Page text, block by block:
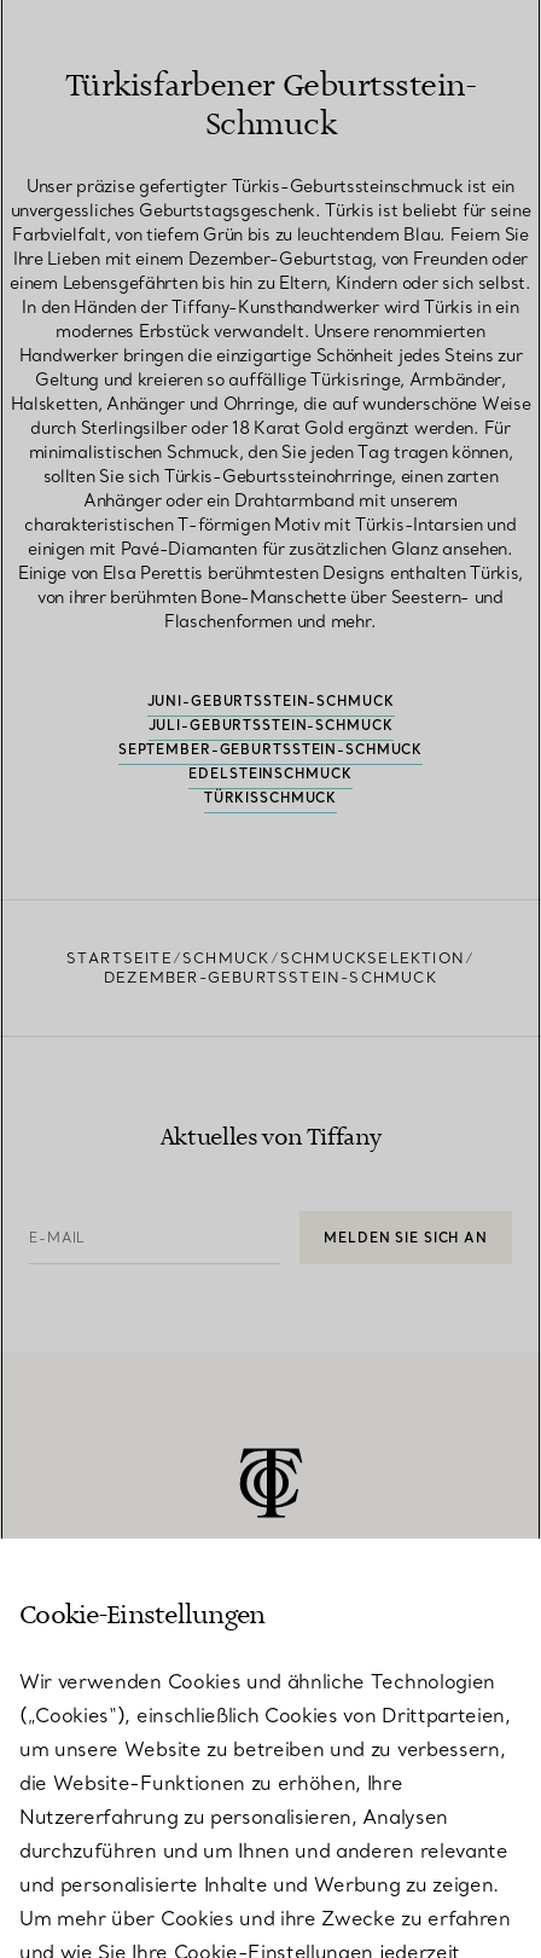
Türkisfarbener Geburtsstein-
Schmuck
Unser präzise gefertigter Türkis-Geburtssteinschmuck ist ein
unvergessliches Geburtstagsgeschenk. Türkis ist beliebt für seine
Farbvielfalt, von tiefem Grün bis zu leuchtendem Blau. Feiern Sie
Ihre Lieben mit einem Dezember-Geburtstag, von Freunden oder
einem Lebensgefährten bis hin zu Eltern, Kindern oder sich selbst.
In den Händen der Tiffany-Kunsthandwerker wird Türkis in ein
modernes Erbstück verwandelt. Unsere renommierten
Handwerker bringen die einzigartige Schönheit jedes Steins zur
Geltung und kreieren so auffällige Türkisringe, Armbänder,
Halsketten, Anhänger und Ohrringe, die auf wunderschöne Weise
durch Sterlingsilber oder 18 Karat Gold ergänzt werden. Für
minimalistischen Schmuck, den Sie jeden Tag tragen können,
sollten Sie sich Türkis-Geburtssteinohrringe, einen zarten
Anhänger oder ein Drahtarmband mit unserem
charakteristischen T-förmigen Motiv mit Türkis-Intarsien und
einigen mit Pavé-Diamanten für zusätzlichen Glanz ansehen.
Einige von Elsa Perettis berühmtesten Designs enthalten Türkis,
von ihrer berühmten Bone-Manschette über Seestern- und
Flaschenformen und mehr.
JUNI-GEBURTSSTEIN-SCHMUCK
JULI-GEBURTSSTEIN-SCHMUCK
SEPTEMBER-GEBURTSSTEIN-SCHMUCK
EDELSTEINSCHMUCK
TÜRKISSCHMUCK
STARTSEITE SCHMUCK
SCHMUCKSELEKTION
DEZEMBER-GEBURTSSTEIN-SCHMUCK
Aktuelles von Tiffany
E-MAIL MELDEN SIE SICH AN
KUNDENSERVICE
SERVICES
ÜBER TIFFANY & CO.
RECHTLICHE HINWEISE
Cookie-Einstellungen
Wir verwenden Cookies und ähnliche Technologien
(„Cookies“), einschließlich Cookies von Drittparteien,
um unsere Website zu betreiben und zu verbessern,
die Website-Funktionen zu erhöhen, Ihre
Nutzererfahrung zu personalisieren, Analysen
durchzuführen und um Ihnen und anderen relevante
und personalisierte Inhalte und Werbung zu zeigen.
Um mehr über Cookies und ihre Zwecke zu erfahren
und wie Sie Ihre Cookie-Einstellungen jederzeit